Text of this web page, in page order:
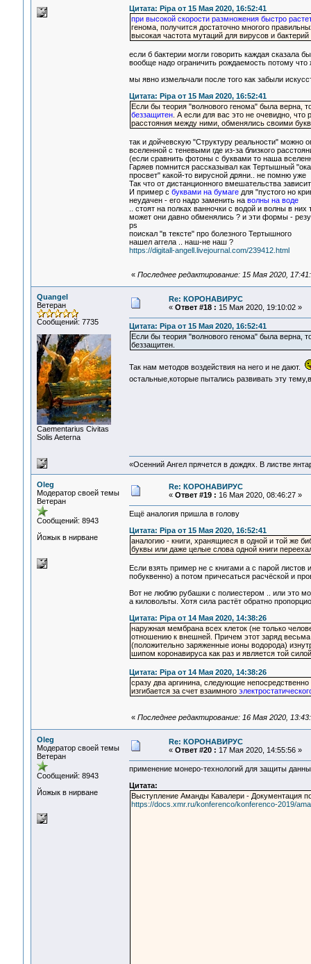
Цитата: Pipa от 15 Мая 2020, 16:52:41
при высокой скорости размножения быстро
генома, получится достаточно многого
высокая частота мутаций для вирусов и
если б бактерии могли говорить каждая сказала
вообще надо ограничить рождаемость потому
мы явно измельчали после того как забыли
Цитата: Pipa от 15 Мая 2020, 16:52:41
Если бы теория "волнового генома" была верна,
беззащитен. А если для вас это не очевидно, что
расстояния между ними, обменялись своими
так и дойчевскую "Структуру реальности" можно
вселенной с теневыми где из-за близкого
(если сравнить фотоны с буквами то наша
Гаряев помнится рассказывал как Тертышный
просвет" какой-то вирусной дряни.. не помню уже
Так что от дистанционного вмешательства зависит
И пример с буквами на бумагедля "пустого но
неудачен - его надо заменить на волны на воде
.. стоят на полках ванночки с водой и волны в
может они давно обменялись ? и эти формы -
ps
поискал "в тексте" про болезного Тертышного
нашел аггела .. наш-не наш ?
https://digitall-angell.livejournal.com/239412.html
« Последнее редактирование: 15 Мая 2020,
Quangel
Ветеран
Сообщений: 7735
Сaementarius Civitas
Solis Aeterna
Re: КОРОНАВИРУС
« Ответ #18 : 15 Мая 2020, 19:10:02 »
Цитата: Pipa от 15 Мая 2020, 16:52:41
Если бы теория "волнового генома" была верна,
беззащитен.
Так нам методов воздействия на него и не дают.
остальные,которые пытались развивать эту
«Осенний Ангел прячется в дождях. В листве
Oleg
Модератор своей темы
Ветеран
Сообщений: 8943
Йожык в нирване
Re: КОРОНАВИРУС
« Ответ #19 : 16 Мая 2020, 08:46:27 »
Ещё аналогия пришла в голову
Цитата: Pipa от 15 Мая 2020, 16:52:41
аналогию - книги, хранящиеся в одной и той же
буквы или даже целые слова одной книги
Если взять пример не с книгами а с парой
побуквенно) а потом причесаться расчёской и
Вот не люблю рубашки с полиестером .. или это
а киловольты. Хотя сила растёт обратно
Цитата: Pipa от 14 Мая 2020, 14:38:26
наружная мембрана всех клеток (не только
отношению к внешней. Причем этот заряд
(положительно заряженные ионы водорода)
шипом коронавируса как раз и является той
Цитата: Pipa от 14 Мая 2020, 14:38:26
сразу два аргинина, следующие
изгибается за счет взаимного
« Последнее редактирование: 16 Мая 2020,
Oleg
Модератор своей темы
Ветеран
Сообщений: 8943
Йожык в нирване
Re: КОРОНАВИРУС
« Ответ #20 : 17 Мая 2020, 14:55:56 »
применение монеро-технологий для защиты
Цитата:
Выступление Аманды Кавалери - Документация
https://docs.xmr.ru/konferenco/konferenco-2019/